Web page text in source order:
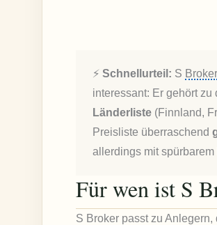
⚡Schnellurteil: S Broker
interessant: Er gehört
Länderliste (Finnland,
Preisliste überraschend
allerdings mit
Für wen ist S
S Broker passt zu